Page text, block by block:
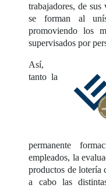
trabajadores, de
se forman al
promoviendo los
supervisados por
Así,
tanto la
permanente
empleados, la
productos de lotería
a cabo las